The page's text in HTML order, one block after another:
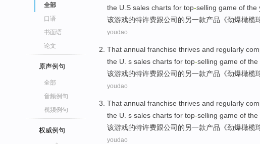
全部
口语
书面语
论文
原声例句
全部
音频例句
视频例句
权威例句
the U.S sales charts for top-selling game of the
该游戏的特许费跟公司的另一款产品《劲爆橄榄
youdao
That annual franchise thrives and regularly
the U. s sales charts for top-selling game of the
该游戏的特许费跟公司的另一款产品《劲爆橄榄
youdao
That annual franchise thrives and regularly
the U. s sales charts for top-selling game of the
该游戏的特许费跟公司的另一款产品《劲爆橄榄
youdao